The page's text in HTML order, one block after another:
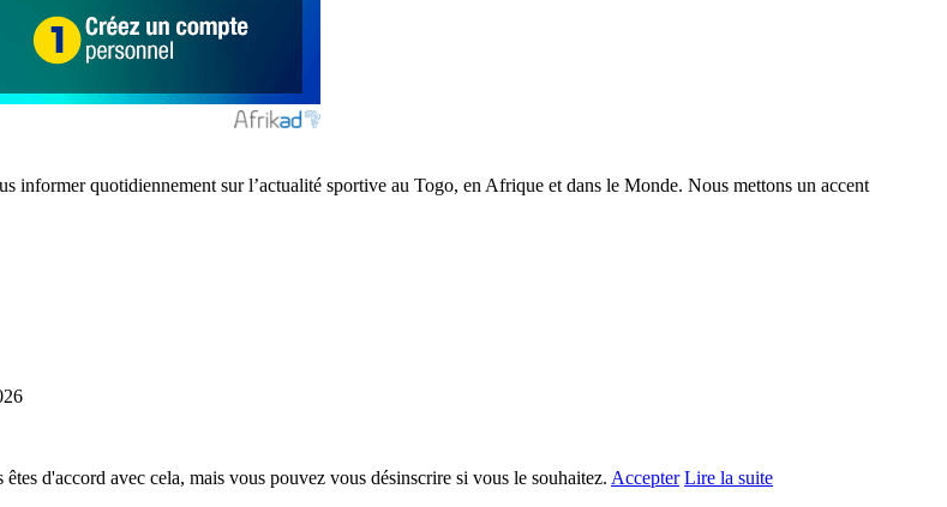
informer quotidiennement sur l’actualité sportive au Togo, en Afrique et dans le Monde. Nous mettons un accent
d'accord avec cela, mais vous pouvez vous désinscrire si vous le souhaitez. Accepter Lire la suite